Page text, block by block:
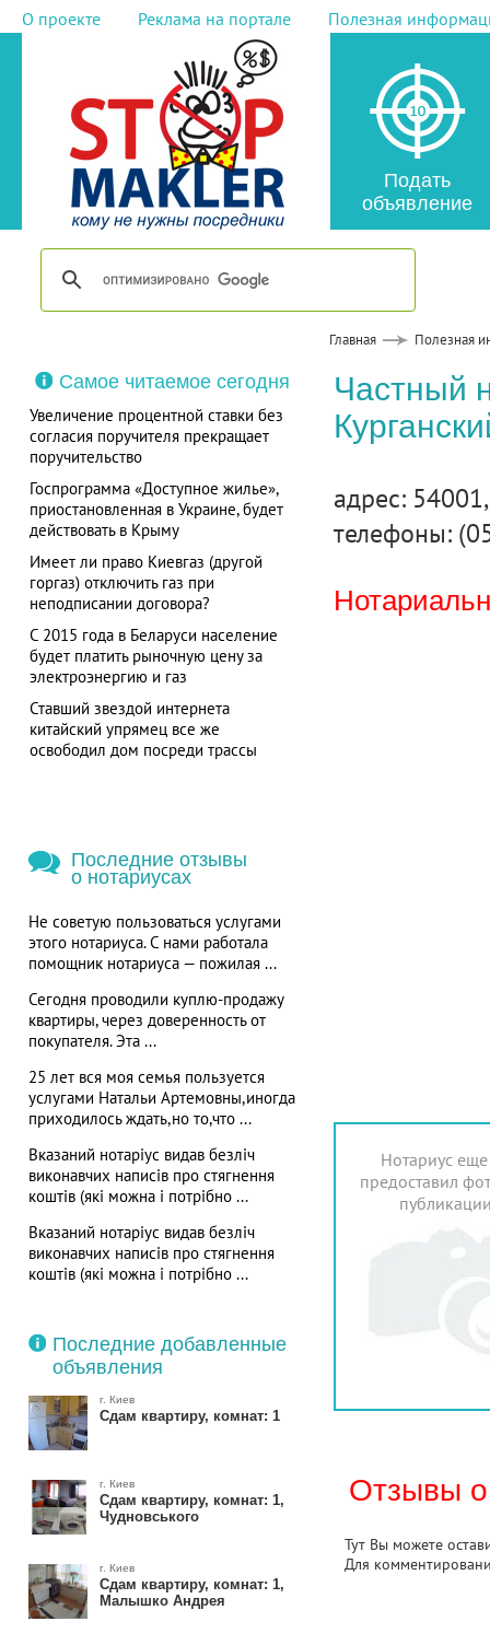
О проекте Реклама на портале Полезная
Подать
объявление
Главная Полезная
Самое читаемое сегодня
Увеличение процентной ставки без
согласия поручителя прекращает
поручительство
Госпрограмма «Доступное жилье»,
приостановленная в Украине, будет
действовать в Крыму
Имеет ли право Киевгаз (другой
горгаз) отключить газ при
неподписании договора?
С 2015 года в Беларуси население
будет платить рыночную цену за
электроэнергию и газ
Ставший звездой интернета
китайский упрямец все же
освободил дом посреди трассы
Последние отзывы
о нотариусах
Не советую пользоваться услугами
этого нотариуса. С нами работала
помощник нотариуса — пожилая ...
Сегодня проводили куплю-продажу
квартиры, через доверенность от
покупателя. Эта ...
25 лет вся моя семья пользуется
услугами Натальи Артемовны,иногда
приходилось ждать,но то,что ...
Вказаний нотаріус видав безліч
виконавчих написів про стягнення
коштів (які можна і потрібно ...
Вказаний нотаріус видав безліч
виконавчих написів про стягнення
коштів (які можна і потрібно ...
Последние добавленные
объявления
г. Киев
Сдам квартиру, комнат: 1
г. Киев
Сдам квартиру, комнат: 1,
Чудновського
г. Киев
Сдам квартиру, комнат: 1,
Малышко Андрея
Частный
адрес:
телефоны:
Нотариус
предоставил
Отзывы о
Тут Вы можете
Для